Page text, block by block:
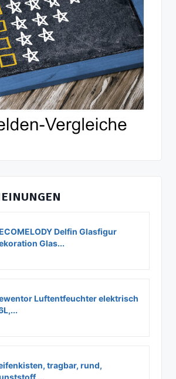
Delfin Glasfigur
Glas...
Luftentfeuchter elektrisch
tragbar, rund,